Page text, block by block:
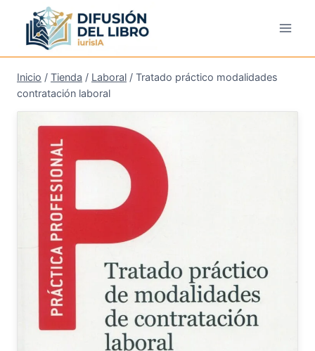
contenido
Inicio / Tienda / Laboral / Tratado práctico modalidades
contratación laboral
¡Oferta!